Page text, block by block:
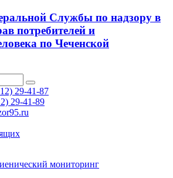
Службы по надзору в
потребителей и
по Чеченской
29-41-87
29-41-89
мониторинг